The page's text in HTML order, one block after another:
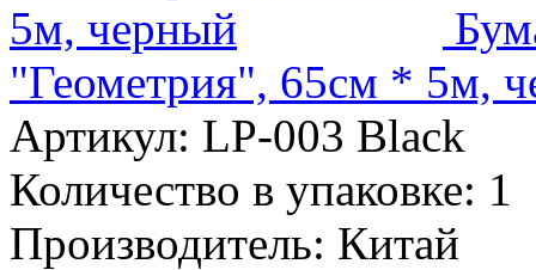
"Геометрия", 65см * 5м,
Артикул: LP-003 Black
Количество в упаковке: 1
Производитель: Китай